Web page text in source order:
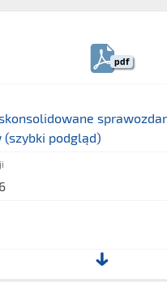
pdf
(szybki podgląd)